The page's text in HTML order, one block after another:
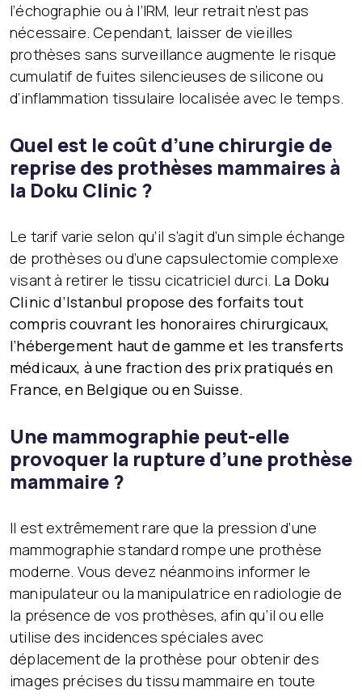
l’échographie ou à l’IRM, leur retrait n’est pas
nécessaire. Cependant, laisser de vieilles
prothèses sans surveillance augmente le risque
cumulatif de fuites silencieuses de silicone ou
d’inflammation tissulaire localisée avec le temps.
Quel est le coût d’une chirurgie de
reprise des prothèses mammaires à
la Doku Clinic ?
Le tarif varie selon qu’il s’agit d’un simple échange
de prothèses ou d’une capsulectomie complexe
visant à retirer le tissu cicatriciel durci. La Doku
Clinic d’Istanbul propose des forfaits tout
compris couvrant les honoraires chirurgicaux,
l’hébergement haut de gamme et les transferts
médicaux, à une fraction des prix pratiqués en
France, en Belgique ou en Suisse.
Une mammographie peut-elle
provoquer la rupture d’une prothèse
mammaire ?
Il est extrêmement rare que la pression d’une
mammographie standard rompe une prothèse
moderne. Vous devez néanmoins informer le
manipulateur ou la manipulatrice en radiologie de
la présence de vos prothèses, afin qu’il ou elle
utilise des incidences spéciales avec
déplacement de la prothèse pour obtenir des
images précises du tissu mammaire en toute